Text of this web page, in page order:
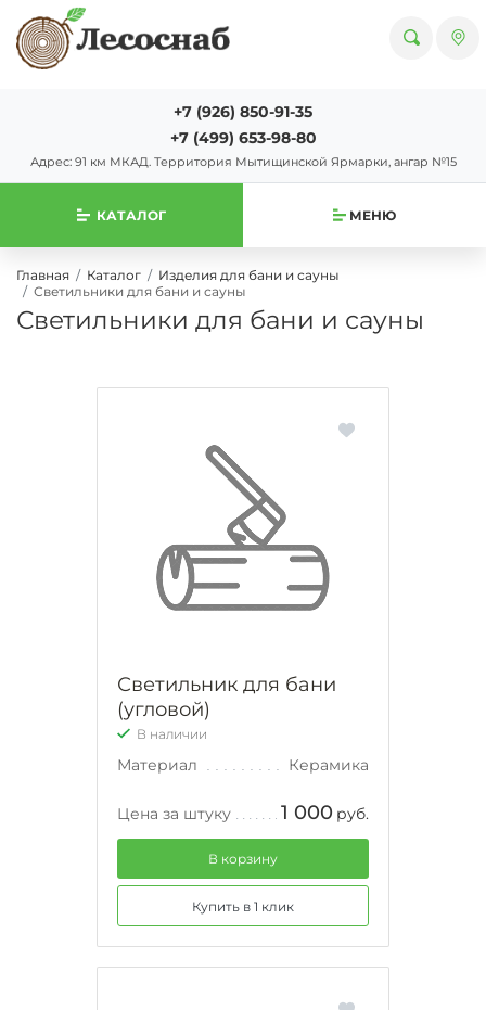
+7 (926) 850-91-35
+7 (499) 653-98-80
Адрес: 91 км МКАД. Территория Мытищинской Ярмарки, ангар №15
КАТАЛОГ МЕНЮ
Главная Каталог
Изделия для бани и сауны
Светильники для бани и сауны
Светильники для бани и сауны
Светильник для бани
(угловой)
В наличии
Материал Керамика
Цена за штуку 1 000 руб.
В корзину
Купить в 1 клик